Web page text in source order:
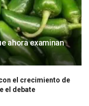
ahora examinan
el crecimiento de
el debate